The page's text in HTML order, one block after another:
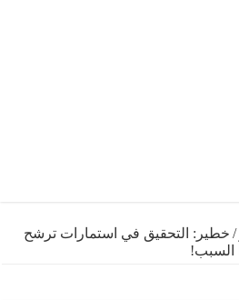
التحقيق في استمارات ترشح